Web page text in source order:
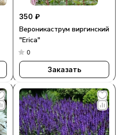
350 ₽
Вероникаструм виргинский
"Erica"
0
Заказать